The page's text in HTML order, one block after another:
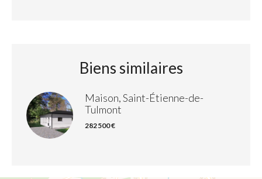
Biens similaires
Maison, Saint-Étienne-de-
Tulmont
282 500 €